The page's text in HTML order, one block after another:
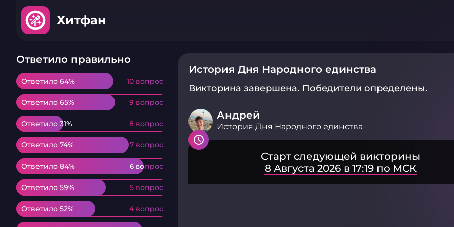
Хитфан
Ответило правильно
Ответило 64% 10 вопрос
Ответило 64% 10 вопрос
Ответило 65% 9 вопрос
Ответило 65% 9 вопрос
Ответило 31% 8 вопрос
Ответило 31% 8 вопрос
Ответило 74% 7 вопрос
Ответило 74% 7 вопрос
Ответило 84% 6 вопрос
Ответило 84% 6 вопрос
Ответило 59% 5 вопрос
Ответило 59% 5 вопрос
Ответило 52% 4 вопрос
Ответило 52% 4 вопрос
История Дня Народного единства
Викторина завершена. Победители определены.
Андрей
История Дня Народного единства
Старт следующей викторины
8 Августа 2026 в 17:19 по МСК